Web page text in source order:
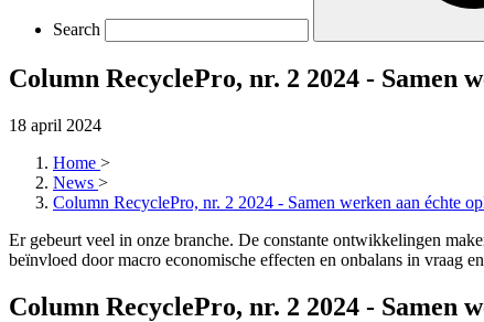
Search
Column RecyclePro, nr. 2 2024 - Samen
18 april 2024
Home >
News >
Column RecyclePro, nr. 2 2024 - Samen werken aan échte
Er gebeurt veel in onze branche. De constante ontwikkelingen
beïnvloed door macro economische effecten en onbalans in vraag
Column RecyclePro, nr. 2 2024 - Samen